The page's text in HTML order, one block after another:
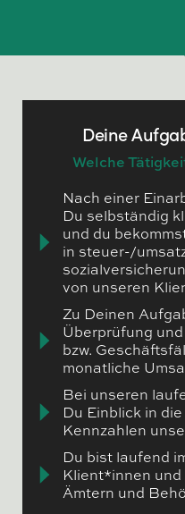
Deine
Welche
Nach einer
Du selbständig
und du
in steuer-/
von unseren
Zu Deinen
Überprüfung
bzw.
monatliche
Bei unseren
Du Einblick in
Kennzahlen
Du bist laufend
Klient*innen
Ämtern und